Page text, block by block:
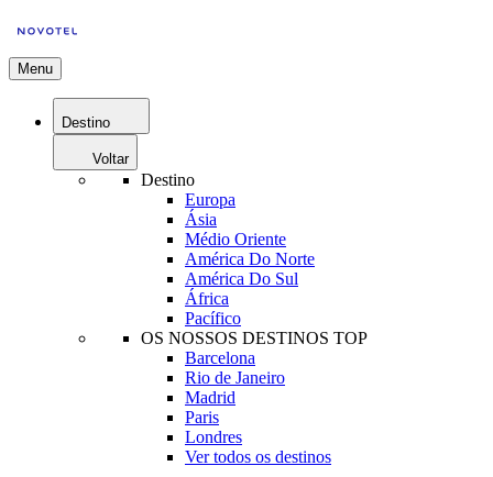
Menu
Destino
Voltar
Destino
Europa
Ásia
Médio Oriente
América Do Norte
América Do Sul
África
Pacífico
OS NOSSOS DESTINOS TOP
Barcelona
Rio de Janeiro
Madrid
Paris
Londres
Ver todos os destinos